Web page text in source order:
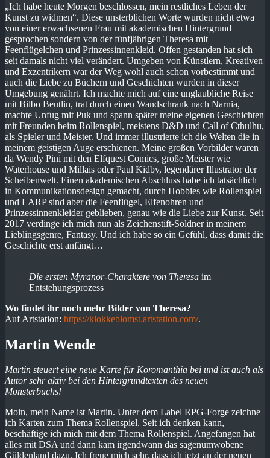
„Ich habe heute Morgen beschlossen, mein restliches Leben der
Kunst zu widmen“. Diese unsterblichen Worte wurden nicht etwa
von einer erwachsenen Frau mit akademischen Hintergrund
gesprochen sondern von der fünfjährigen Theresa mit
Feenflügelchen und Prinzessinnenkleid. Offen gestanden hat sich
seit damals nicht viel verändert. Umgeben von Künstlern, Kreativen
und Exzentrikern war der Weg wohl auch schon vorbestimmt und
auch die Liebe zu Büchern und Geschichten wurden in dieser
Umgebung genährt. Ich machte mich auf eine unglaubliche Reise
mit Bilbo Beutlin, trat durch einen Wandschrank nach Narnia,
machte Unfug mit Puk und spann später meine eigenen Geschichten
mit Freunden beim Rollenspiel, meistens D&D und Call of Cthulhu,
als Spieler und Meister. Und immer illustrierte ich die Welten die in
meinem geistigen Auge erschienen. Meine großen Vorbilder waren
da Wendy Pini mit den Elfquest Comics, große Meister wie
Waterhouse und Millais oder Paul Kidby, legendärer Illustrator der
Scheibenwelt. Einen akademischen Abschluss habe ich tatsächlich
in Kommunikationsdesign gemacht, durch Hobbies wie Rollenspiel
und LARP sind aber die Feenflügel, Elfenohren und
Prinzessinnenkleider geblieben, genau wie die Liebe zur Kunst. Seit
2017 verdinge ich mich nun als Zeichenstift-Söldner in meinem
Lieblingsgenre, Fantasy. Und ich habe so ein Gefühl, dass damit die
Geschichte erst anfängt…
Die ersten Myranor-Charaktere von Theresa im
Entstehungsprozess
Wo findet ihr noch mehr Bilder von Theresa?
Auf Artstation: https://klokkeblomst.artstation.com/.
Martin Wende
Martin steuert eine neue Karte für Koromanthia bei und ist auch als
Autor sehr aktiv bei den Hintergrundtexten des neuen
Monsterbuchs!
Moin, mein Name ist Martin. Unter dem Label RPG-Forge zeichne
ich Karten zum Thema Rollenspiel. Seit ich denken kann,
beschäftige ich mich mit dem Thema Rollenspiel. Angefangen hat
alles mit DSA und dann kam irgendwann das sagenumwobene
Güldenland dazu. Ich freue mich sehr, dass ich jetzt an der neuen